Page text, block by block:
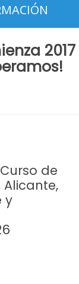
2017
de
Alicante,
y